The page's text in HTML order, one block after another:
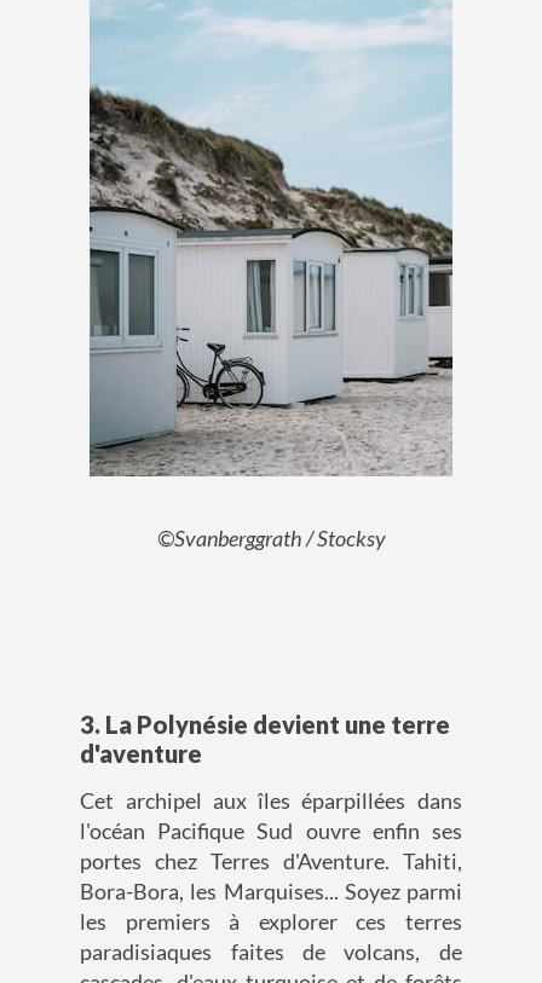
©Svanberggrath / Stocksy
3. La Polynésie devient une terre
d'aventure
Cet archipel aux îles éparpillées dans
l'océan Pacifique Sud ouvre enfin ses
portes chez Terres d'Aventure. Tahiti,
Bora-Bora, les Marquises... Soyez parmi
les premiers à explorer ces terres
paradisiaques faites de volcans, de